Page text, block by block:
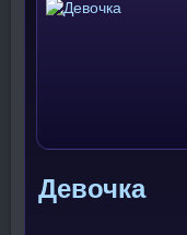
Девочка